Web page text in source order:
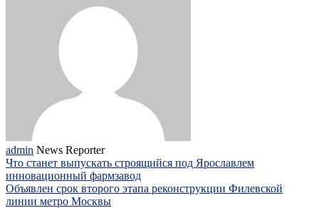
admin News Reporter
Что станет выпускать строящийся под Ярославлем
инновационный фармзавод
Объявлен срок второго этапа реконструкции Филевской
линии метро Москвы